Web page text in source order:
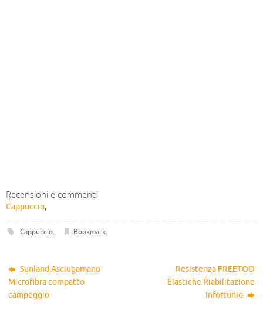
Recensioni e commenti
Cappuccio,
Cappuccio. Bookmark.
Sunland Asciugamano
Microfibra compatto
campeggio
Resistenza FREETOO
Elastiche Riabilitazione
Infortunio